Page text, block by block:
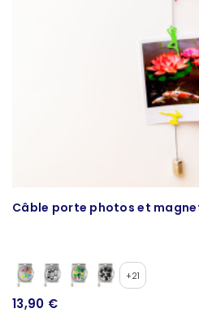
Câble porte photos et
+21
13,90 €